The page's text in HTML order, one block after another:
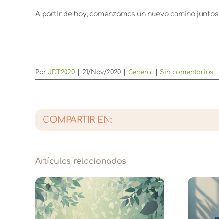
A partir de hoy, comenzamos un nuevo camino
PorJDT2020 21/Nov/2020 General Sin comentarios
COMPARTIR EN:
Artículos relacionados